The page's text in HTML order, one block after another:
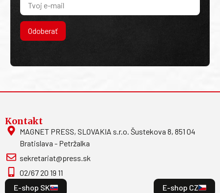
Odoberať
Kontakt
MAGNET PRESS, SLOVAKIA s.r.o. Šustekova 8, 851 04
Bratislava - Petržalka
sekretariat@press.sk
02/67 20 19 11
E-shop SK
E-shop CZ